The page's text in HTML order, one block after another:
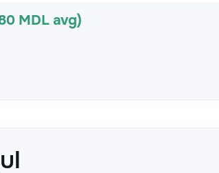
MDL avg)